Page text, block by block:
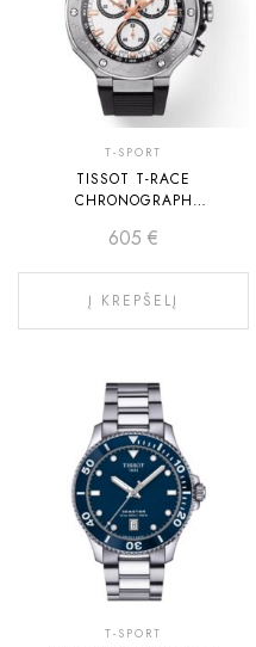
T-SPORT
TISSOT T-RACE
CHRONOGRAPH
605 €
Į KREPŠELĮ
T-SPORT